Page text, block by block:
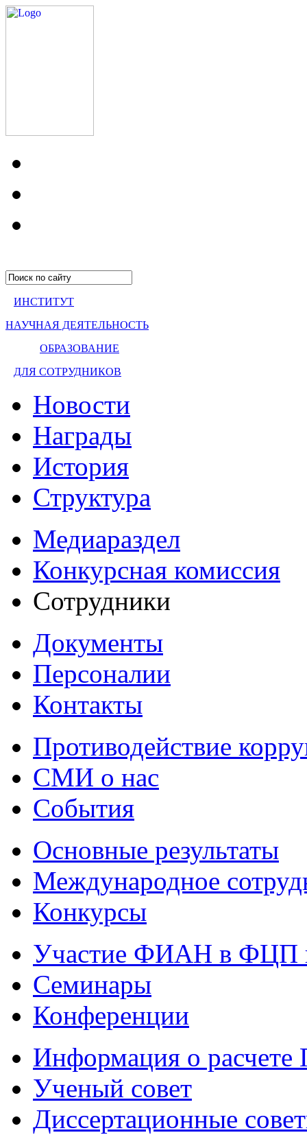
ИНСТИТУТ
НАУЧНАЯ ДЕЯТЕЛЬНОСТЬ
ОБРАЗОВАНИЕ
ДЛЯ СОТРУДНИКОВ
Новости
Награды
История
Структура
Медиараздел
Конкурсная комиссия
Сотрудники
Документы
Персоналии
Контакты
Противодействие
СМИ о нас
События
Основные результаты
Международное
Конкурсы
Участие ФИАН в ФЦП
Семинары
Конференции
Информация о
Ученый совет
Диссертационные